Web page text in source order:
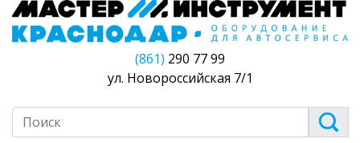
(861) 290 77 99
ул. Новороссийская 7/1